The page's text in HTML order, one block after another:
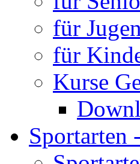
für
für
Kurse
Sportarten